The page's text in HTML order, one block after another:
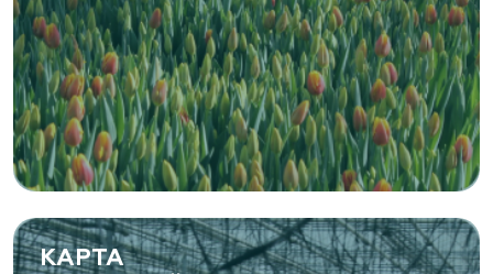
«ЁЛЫ-ПАЛЫ», питомник декоративных
растений
Самарская область, с. Подстепки, ул.
Фермерская 14 А
(8482) 650 010
www.yoly-paly.ru
КАРТА